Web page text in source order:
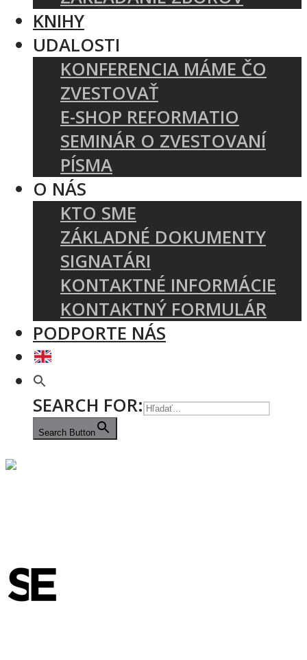
KNIHY
UDALOSTI
KONFERENCIA MÁME ČO
ZVESTOVAŤ
E-SHOP REFORMATIO
SEMINÁR O ZVESTOVANÍ
PÍSMA
O NÁS
KTO SME
ZÁKLADNÉ DOKUMENTY
SIGNATÁRI
KONTAKTNÉ INFORMÁCIE
KONTAKTNÝ FORMULÁR
PODPORTE NÁS
SEARCH FOR:
Search Button